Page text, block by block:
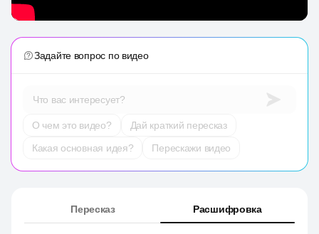
Задайте вопрос по видео
Что вас интересует?
О чем это видео?
Дай краткий пересказ
Какая основная идея?
Перескажи видео
Пересказ Расшифровка